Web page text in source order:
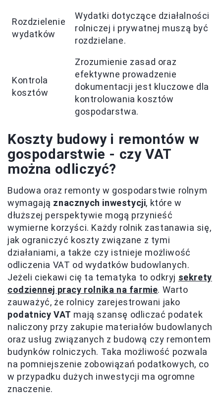
Rozdzielenie
wydatków
Wydatki dotyczące działalności
rolniczej i prywatnej muszą być
rozdzielane.
Kontrola
kosztów
Zrozumienie zasad oraz
efektywne prowadzenie
dokumentacji jest kluczowe dla
kontrolowania kosztów
gospodarstwa.
Koszty budowy i remontów w
gospodarstwie - czy VAT
można odliczyć?
Budowa oraz remonty w gospodarstwie rolnym
wymagają znacznych inwestycji, które w
dłuższej perspektywie mogą przynieść
wymierne korzyści. Każdy rolnik zastanawia się,
jak ograniczyć koszty związane z tymi
działaniami, a także czy istnieje możliwość
odliczenia VAT od wydatków budowlanych.
Jeżeli ciekawi cię ta tematyka to odkryj sekrety
codziennej pracy rolnika na farmie. Warto
zauważyć, że rolnicy zarejestrowani jako
podatnicy VAT mają szansę odliczać podatek
naliczony przy zakupie materiałów budowlanych
oraz usług związanych z budową czy remontem
budynków rolniczych. Taka możliwość pozwala
na pomniejszenie zobowiązań podatkowych, co
w przypadku dużych inwestycji ma ogromne
znaczenie.